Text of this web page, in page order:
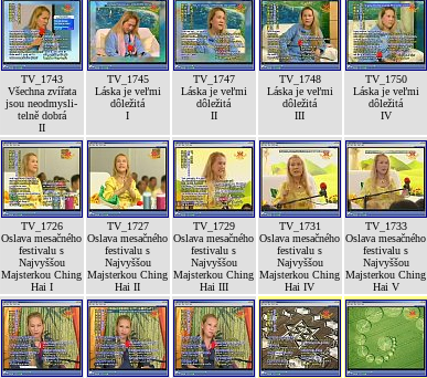
TV_1743
Všechna zvířata
jsou neodmysli-
telně dobrá
II
TV_1745
Láska je veľmi
dôležitá
I
TV_1747
Láska je veľmi
dôležitá
II
TV_1748
Láska je veľmi
dôležitá
III
TV_1750
Láska je veľmi
dôležitá
IV
TV_1726
Oslava mesačného
festivalu s
Najvyššou
Majsterkou Ching
Hai I
TV_1727
Oslava mesačného
festivalu s
Najvyššou
Majsterkou Ching
Hai II
TV_1729
Oslava mesačného
festivalu s
Najvyššou
Majsterkou Ching
Hai III
TV_1731
Oslava mesačného
festivalu s
Najvyššou
Majsterkou Ching
Hai IV
TV_1733
Oslava mesačného
festivalu s
Najvyššou
Majsterkou Ching
Hai V